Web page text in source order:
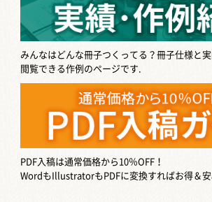
みんなはどんな冊子つくってる？冊子仕様と
閲覧できる作例のページです.
PDF入稿は通常価格から10％OFF！
WordもIllustratorもPDFに変換すればお得＆安